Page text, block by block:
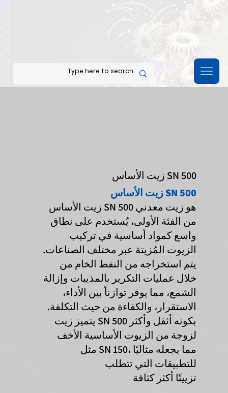
زيت الأساس SN 500
زيت الأساس SN 500
زيت الأساس SN 500 هو زيت معدني
من الفئة الأولى، يُستخدم على نطاق
واسع كمواد أساسية في تركيب
الزيوت المُزيتة عبر مختلف الصناعات.
يتم استخراجه من النفط الخام من
خلال عمليات التكرير بالمذيبات وإزالة
الشمع، مما يوفر توازناً بين الأداء،
الاستقرار، والكفاءة من حيث التكلفة.
يتميز زيت SN 500 بكونه أثقل وأكثر
لزوجة من الزيوت الأساسية الأخف
مثل SN 150، مما يجعله مثاليًا
للتطبيقات التي تتطلب
تزييتًا أكثر كثافة